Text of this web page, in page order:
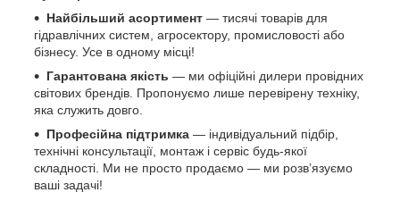
Найбільший асортимент — тисячі товарів для
гідравлічних систем, агросектору, промисловості або
бізнесу. Усе в одному місці!
Гарантована якість — ми офіційні дилери провідних
світових брендів. Пропонуємо лише перевірену техніку,
яка служить довго.
Професійна підтримка — індивідуальний підбір,
технічні консультації, монтаж і сервіс будь-якої
складності. Ми не просто продаємо — ми розв’язуємо
ваші задачі!